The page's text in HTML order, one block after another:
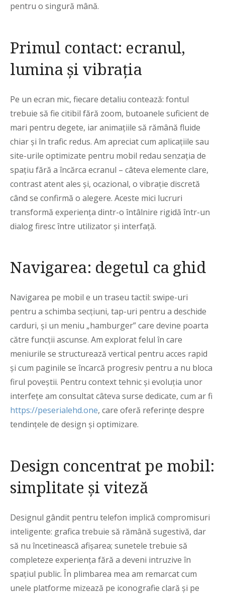
pentru o singură mână.
Primul contact: ecranul,
lumina și vibrația
Pe un ecran mic, fiecare detaliu contează: fontul
trebuie să fie citibil fără zoom, butoanele suficient de
mari pentru degete, iar animațiile să rămână fluide
chiar și în trafic redus. Am apreciat cum aplicațiile sau
site-urile optimizate pentru mobil redau senzația de
spațiu fără a încărca ecranul – câteva elemente clare,
contrast atent ales și, ocazional, o vibrație discretă
când se confirmă o alegere. Aceste mici lucruri
transformă experiența dintr-o întâlnire rigidă într-un
dialog firesc între utilizator și interfață.
Navigarea: degetul ca ghid
Navigarea pe mobil e un traseu tactil: swipe-uri
pentru a schimba secțiuni, tap-uri pentru a deschide
carduri, și un meniu „hamburger” care devine poarta
către funcții ascunse. Am explorat felul în care
meniurile se structurează vertical pentru acces rapid
și cum paginile se încarcă progresiv pentru a nu bloca
firul poveștii. Pentru context tehnic și evoluția unor
interfețe am consultat câteva surse dedicate, cum ar fi
https://peserialehd.one, care oferă referințe despre
tendințele de design și optimizare.
Design concentrat pe mobil:
simplitate și viteză
Designul gândit pentru telefon implică compromisuri
inteligente: grafica trebuie să rămână sugestivă, dar
să nu încetinească afișarea; sunetele trebuie să
completeze experiența fără a deveni intruzive în
spațiul public. În plimbarea mea am remarcat cum
unele platforme mizează pe iconografie clară și pe